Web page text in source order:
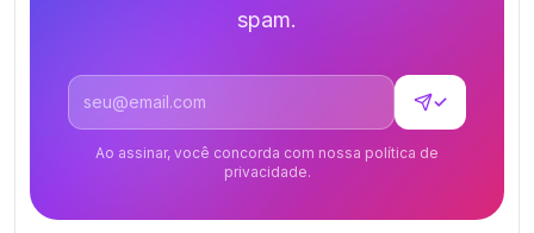
spam.
Endereço de email
✓
Ao assinar, você concorda com nossa política de
privacidade.